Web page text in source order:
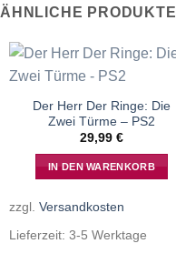
ÄHNLICHE PRODUKTE
Der Herr Der Ringe: Die
Zwei Türme – PS2
29,99 €
IN DEN WARENKORB
zzgl. Versandkosten
Lieferzeit: 3-5 Werktage